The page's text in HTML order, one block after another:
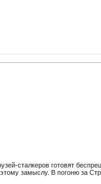
сталкеров готовят
замыслу. В погоню за